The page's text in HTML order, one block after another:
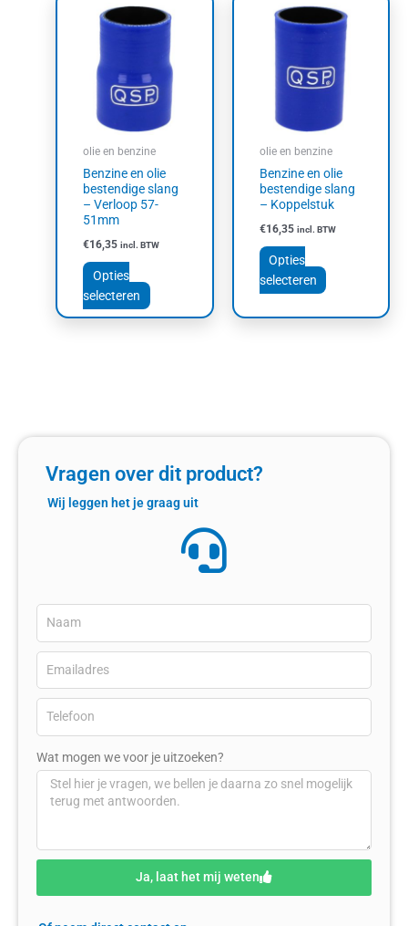
olie en benzine
Benzine en olie
bestendige slang
– Verloop 57-
51mm
€16,35 incl. BTW
Opties
selecteren
product
meerdere
variaties.
Deze
optie
worden
op
productpagina
olie en benzine
Benzine en olie
bestendige slang
– Koppelstuk
€16,35 incl. BTW
Opties
selecteren
product
heeft
meerdere
variaties.
Deze
optie
worden
op
Vragen over dit product?
Wij leggen het je graag uit
Wat mogen we voor je uitzoeken?
Ja, laat het mij weten